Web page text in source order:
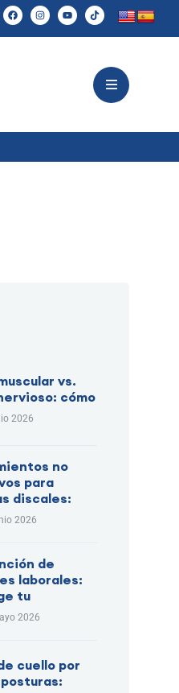
vs.
cómo
2026
no
para
discales:
2026
de
laborales:
tu
2026
cuello por